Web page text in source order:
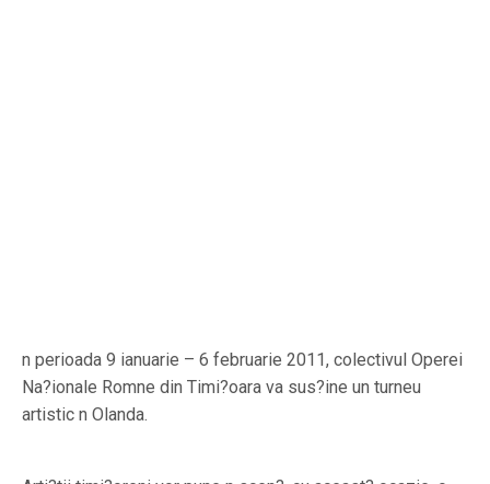
n perioada 9 ianuarie – 6 februarie 2011, colectivul Operei
Na?ionale Romne din Timi?oara va sus?ine un turneu
artistic n Olanda.